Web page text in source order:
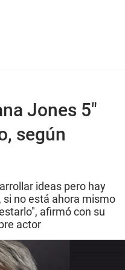
Jones 5"
según
ideas pero hay
no está ahora mismo
afirmó con su
actor